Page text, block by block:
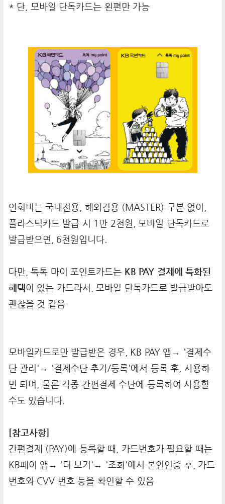
* 단, 모바일 단독카드는 왼편만 가능
연회비는 국내전용, 해외겸용 (MASTER) 구분 없이,
플라스틱카드 발급 시 1만 2천원, 모바일 단독카드로
발급받으면, 6천원입니다.
다만, 톡톡 마이 포인트카드는 KB PAY 결제에 특화된
혜택이 있는 카드라서, 모바일 단독카드로 발급받아도
괜찮을 것 같음
모바일카드로만 발급받은 경우, KB PAY 앱→ '결제수
단 관리'→ '결제수단 추가/등록'에서 등록 후, 사용하
면 되며, 물론 각종 간편결제 수단에 등록하여 사용할
수도 있습니다.
[참고사항]
간편결제 (PAY)에 등록할 때, 카드번호가 필요할 때는
KB페이 앱→ '더 보기'→ '조회'에서 본인인증 후, 카드
번호와 CVV 번호 등을 확인할 수 있음